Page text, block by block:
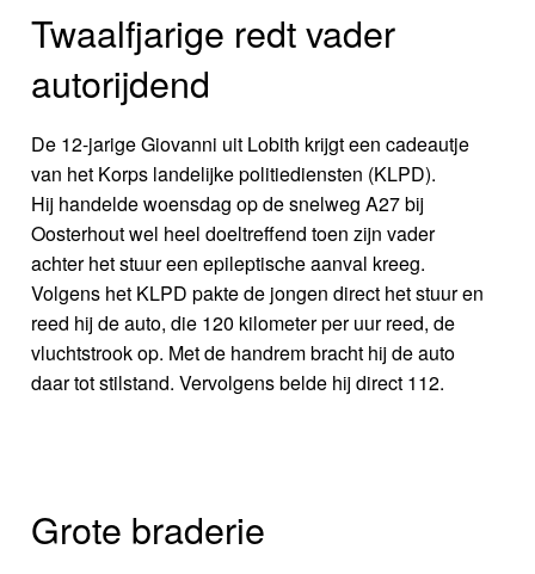
Twaalfjarige redt vader
autorijdend
De 12-jarige Giovanni uit Lobith krijgt een cadeautje
van het Korps landelijke politiediensten (KLPD).
Hij handelde woensdag op de snelweg A27 bij
Oosterhout wel heel doeltreffend toen zijn vader
achter het stuur een epileptische aanval kreeg.
Volgens het KLPD pakte de jongen direct het stuur en
reed hij de auto, die 120 kilometer per uur reed, de
vluchtstrook op. Met de handrem bracht hij de auto
daar tot stilstand. Vervolgens belde hij direct 112.
Grote braderie